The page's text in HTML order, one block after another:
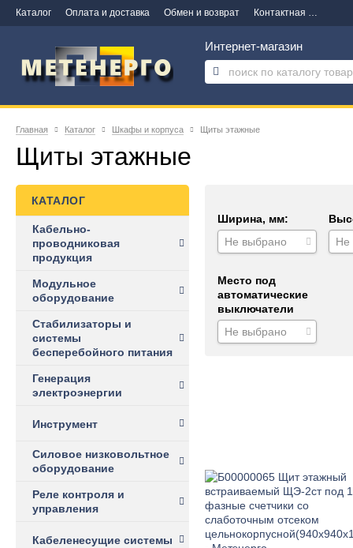
Каталог Оплата и доставка Обмен и возврат Контактная информация
Интернет-магазин
Главная Каталог Шкафы и корпуса Щиты этажные
Щиты этажные
Ширина, мм:
Не выбрано
Не
Место под
автоматические
выключатели
Не выбрано
КАТАЛОГ
Кабельно-
проводниковая
продукция
Модульное
оборудование
Стабилизаторы и
системы
бесперебойного питания
Генерация
электроэнергии
Инструмент
Силовое низковольтное
оборудование
Реле контроля и
управления
Кабеленесущие системы